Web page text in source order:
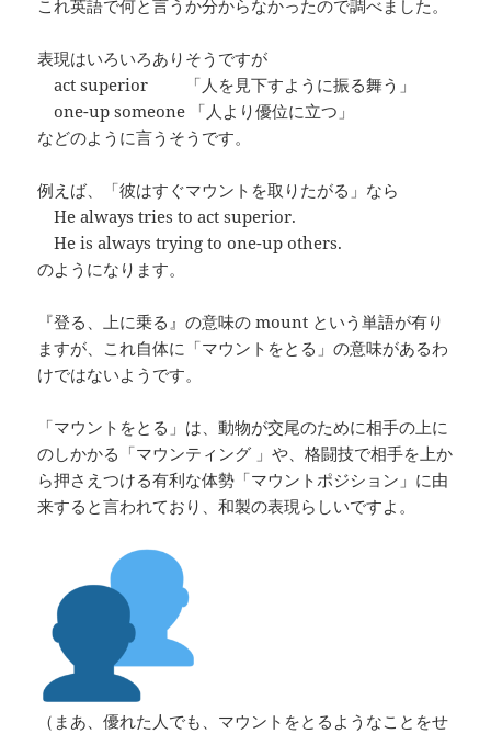
これ英語で何と言うか分からなかったので調べました。
表現はいろいろありそうですが
act superior 「人を見下すように振る舞う」
one-up someone 「人より優位に立つ」
などのように言うそうです。
例えば、「彼はすぐマウントを取りたがる」なら
He always tries to act superior.
He is always trying to one-up others.
のようになります。
『登る、上に乗る』の意味の mount という単語が有り
ますが、これ自体に「マウントをとる」の意味があるわ
けではないようです。
「マウントをとる」は、動物が交尾のために相手の上に
のしかかる「マウンティング 」や、格闘技で相手を上か
ら押さえつける有利な体勢「マウントポジション」に由
来すると言われており、和製の表現らしいですよ。
（まあ、優れた人でも、マウントをとるようなことをせ